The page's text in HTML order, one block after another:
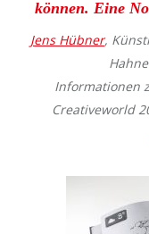
können. Eine
Jens Hübner,
Informationen
Creativeworld